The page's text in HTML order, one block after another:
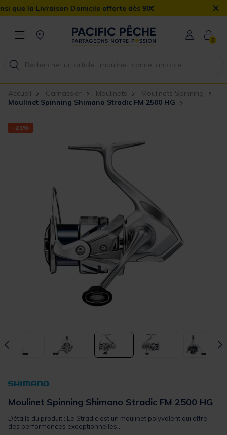
la Livraison Domicile offerte dès 90€ ×
0
Accueil Carnassier Moulinets
Moulinets Spinning
Moulinet Spinning Shimano Stradic FM 2500 HG
-21%
Moulinet Spinning Shimano Stradic FM 2500 HG
Détails du produit : Le Stradic est un moulinet polyvalent qui offre
des performances exceptionnelles...